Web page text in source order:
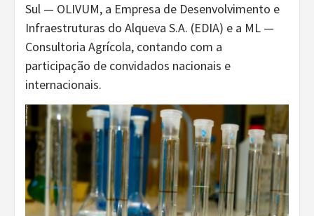
Sul — OLIVUM, a Empresa de Desenvolvimento e
Infraestruturas do Alqueva S.A. (EDIA) e a ML —
Consultoria Agrícola, contando com a
participação de convidados nacionais e
internacionais.